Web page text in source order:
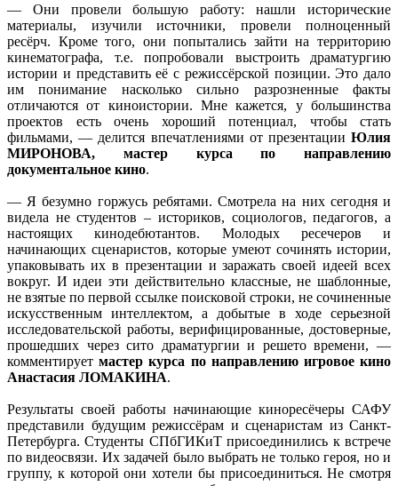
— Они провели большую работу: нашли исторические
материалы, изучили источники, провели полноценный
ресёрч. Кроме того, они попытались зайти на территорию
кинематографа, т.е. попробовали выстроить драматургию
истории и представить её с режиссёрской позиции. Это дало
им понимание насколько сильно разрозненные факты
отличаются от киноистории. Мне кажется, у большинства
проектов есть очень хороший потенциал, чтобы стать
фильмами, — делится впечатлениями от презентации Юлия
МИРОНОВА, мастер курса по направлению
документальное кино.
— Я безумно горжусь ребятами. Смотрела на них сегодня и
видела не студентов – историков, социологов, педагогов, а
настоящих кинодебютантов. Молодых ресечеров и
начинающих сценаристов, которые умеют сочинять истории,
упаковывать их в презентации и заражать своей идеей всех
вокруг. И идеи эти действительно классные, не шаблонные,
не взятые по первой ссылке поисковой строки, не сочиненные
искусственным интеллектом, а добытые в ходе серьезной
исследовательской работы, верифицированные, достоверные,
прошедших через сито драматургии и решето времени, —
комментируетмастер курса по направлению игровое кино
Анастасия ЛОМАКИНА.
Результаты своей работы начинающие киноресёчеры САФУ
представили будущим режиссёрам и сценаристам из Санкт-
Петербурга. Студенты СПбГИКиТ присоединились к встрече
по видеосвязи. Их задачей было выбрать не только героя, но и
группу, к которой они хотели бы присоединиться. Не смотря